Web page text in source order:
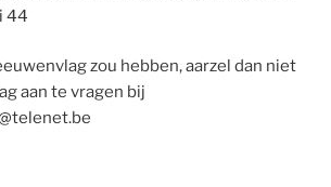
44
zou hebben, aarzel dan niet
aan te vragen bij